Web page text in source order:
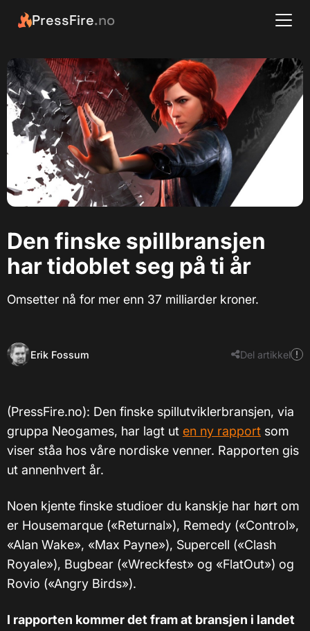
PressFire.no
Den finske spillbransjen
har tidoblet seg på ti år
Omsetter nå for mer enn 37 milliarder kroner.
Erik Fossum Del artikkel
(PressFire.no): Den finske spillutviklerbransjen, via
gruppa Neogames, har lagt ut en ny rapport som
viser ståa hos våre nordiske venner. Rapporten gis
ut annenhvert år.
Noen kjente finske studioer du kanskje har hørt om
er Housemarque («Returnal»), Remedy («Control»,
«Alan Wake», «Max Payne»), Supercell («Clash
Royale»), Bugbear («Wreckfest» og «FlatOut») og
Rovio («Angry Birds»).
I rapporten kommer det fram at bransjen i landet